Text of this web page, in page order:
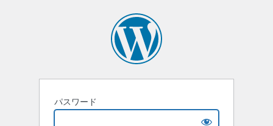
パスワード